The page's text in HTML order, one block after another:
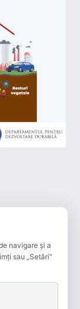
navigare și a
sau „Setări"